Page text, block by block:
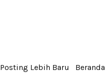
Posting Lebih Baru Beranda